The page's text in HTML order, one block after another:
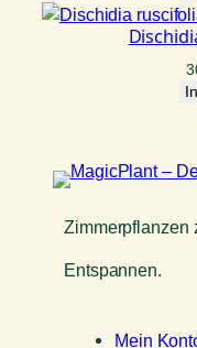
Zimmerpflanzen
Entspannen.
Mein